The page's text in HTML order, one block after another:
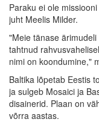
Paraku ei ole
juht Meelis Milder.
"Meie tänase
tahtnud
nimi on koondumine,"
Baltika lõpetab Eestis
ja sulgeb Mosaici ja
disainerid. Plaan on
võrra aastas.